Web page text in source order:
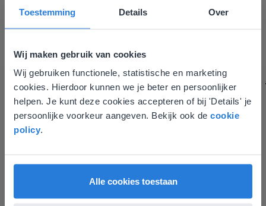
Toestemming Details Over
Wij maken gebruik van cookies
Wij gebruiken functionele, statistische en marketing
cookies. Hierdoor kunnen we je beter en persoonlijker
helpen. Je kunt deze cookies accepteren of bij 'Details' je
persoonlijke voorkeur aangeven. Bekijk ook de cookie
policy.
Alle cookies toestaan
informatievoorziening via de website. Ik kan niets ter
Leerkracht / ICT-coördinator op de Prinses
Deze website komt niet
overeen met je locatie
Gezien je locatie, denken we dat je misschien
liever naar de website voor English gaat. Hier
English
Nederland